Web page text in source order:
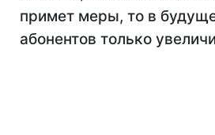
примет меры, то в
абонентов только